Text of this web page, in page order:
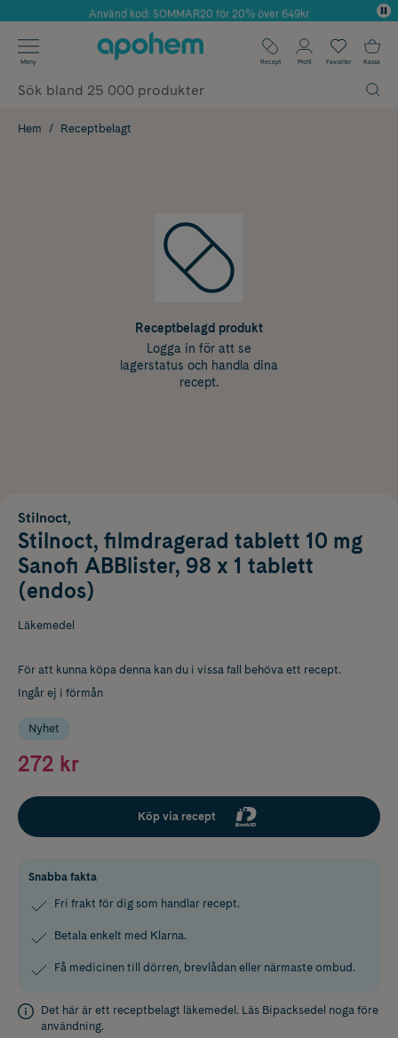
Årets Butik 2025 inom Skönhet
Använd kod: SOMMAR20 för 20% över 649kr
✓ Fri frakt
✓ Poäng på alla köp*
Meny Recept Profil Favoriter Kassa
Hem Receptbelagt
Receptbelagd produkt
Logga in för att se
lagerstatus och handla dina
recept.
Stilnoct,
Stilnoct, filmdragerad tablett 10 mg
Sanofi ABBlister, 98 x 1 tablett
(endos)
Läkemedel
För att kunna köpa denna kan du i vissa fall behöva ett recept.
Ingår ej i förmån
Nyhet
272 kr
Köp via recept
Snabba fakta
Fri frakt för dig som handlar recept.
Betala enkelt med Klarna.
Få medicinen till dörren, brevlådan eller närmaste ombud.
Det här är ett receptbelagt läkemedel. Läs Bipacksedel noga före
användning.